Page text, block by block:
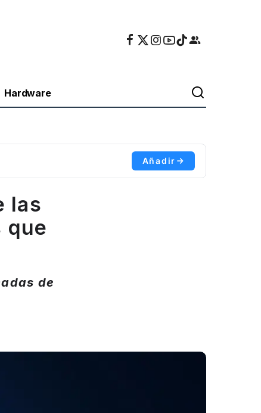
Hardware
Añadir
las
que
de